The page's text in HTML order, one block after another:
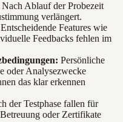
Nach Ablauf der Probezeit
verlängert.
Entscheidende Features wie
Feedbacks fehlen im
Persönliche
oder Analysezwecke
das klar erkennen
der Testphase fallen für
oder Zertifikate